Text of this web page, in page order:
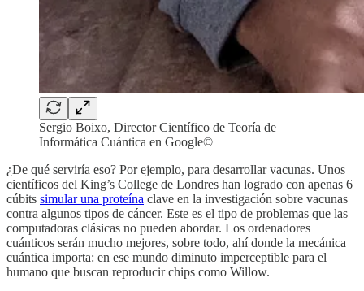
Sergio Boixo, Director Científico de Teoría de
Informática Cuántica en Google©
¿De qué serviría eso? Por ejemplo, para desarrollar vacunas. Unos
científicos del King’s College de Londres han logrado con apenas 6
cúbits simular una proteína clave en la investigación sobre vacunas
contra algunos tipos de cáncer. Este es el tipo de problemas que las
computadoras clásicas no pueden abordar. Los ordenadores
cuánticos serán mucho mejores, sobre todo, ahí donde la mecánica
cuántica importa: en ese mundo diminuto imperceptible para el
humano que buscan reproducir chips como Willow.